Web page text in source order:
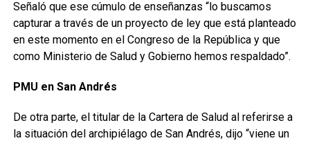
Señaló que ese cúmulo de enseñanzas “lo buscamos
capturar a través de un proyecto de ley que está planteado
en este momento en el Congreso de la República y que
como Ministerio de Salud y Gobierno hemos respaldado”.
PMU en San Andrés
De otra parte, el titular de la Cartera de Salud al referirse a
la situación del archipiélago de San Andrés, dijo “viene un